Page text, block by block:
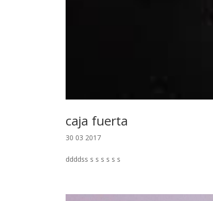
caja fuerta
30 03 2017
ddddss s s s s s s